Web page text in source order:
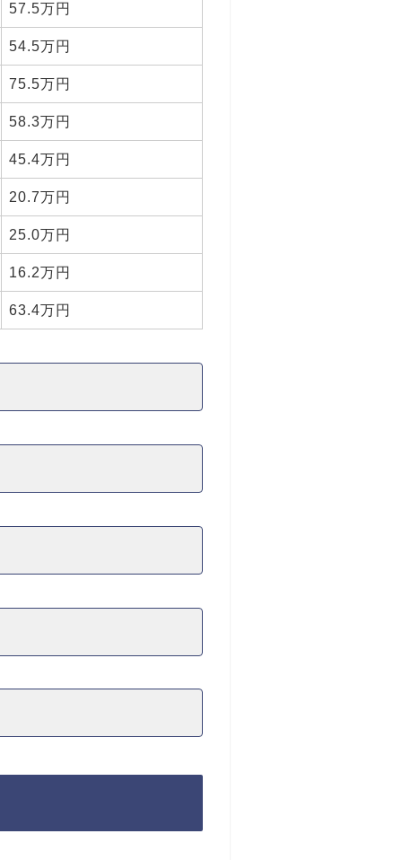
57.5万円
54.5万円
75.5万円
58.3万円
45.4万円
20.7万円
25.0万円
16.2万円
63.4万円